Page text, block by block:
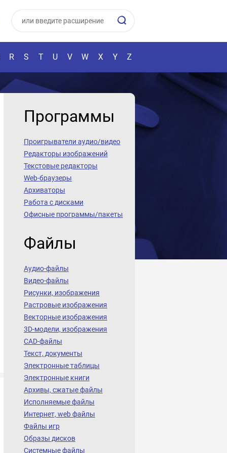
R S T U V W X Y Z
Программы
Проигрыватели аудио/видео
Редакторы изображений
Текстовые редакторы
Web-браузеры
Архиваторы
Работа с дисками
Офисные программы/пакеты
Файлы
Аудио-файлы
Видео-файлы
Рисунки, изображения
Растровые изображения
Векторные изображения
3D-модели, изображения
CAD-файлы
Текст, документы
Электронные таблицы
Электронные книги
Архивы, сжатые файлы
Исполняемые файлы
Интернет, web файлы
Файлы игр
Образы дисков
Системные файлы